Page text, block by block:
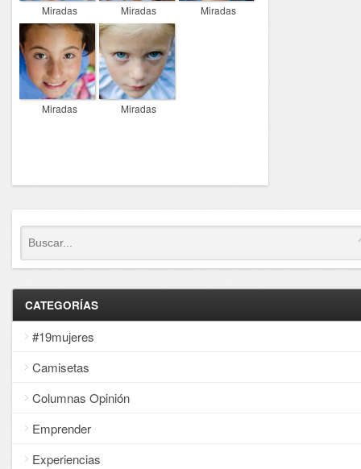
Miradas Miradas Miradas
Miradas Miradas
CATEGORÍAS
#19mujeres
Camisetas
Columnas Opinión
Emprender
Experiencias